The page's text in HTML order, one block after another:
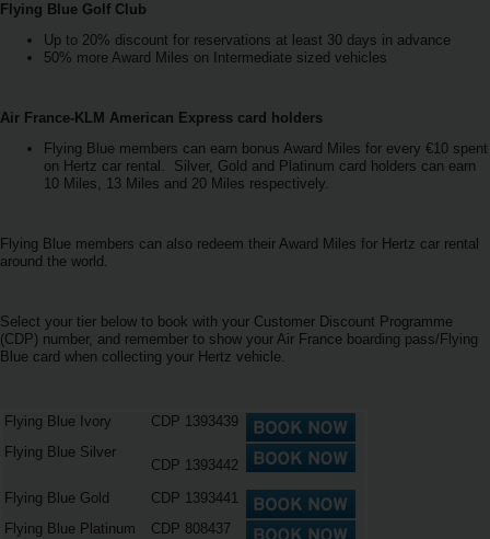
เฮิรทซ์
โกลด์
พลัส
คู่มือ
ยาน
ผลิตภัณฑ์
บริการ
รถ
Flying Blue Golf Club
Up to 20% discount for reservations at least 30 days in advance
50% more Award Miles on Intermediate sized vehicles
Air France-KLM American Express card holders
Flying Blue members can earn bonus Award Miles for every €10 spent
on Hertz car rental. Silver, Gold and Platinum card holders can earn
10 Miles, 13 Miles and 20 Miles respectively.
Flying Blue members can also redeem their Award Miles for Hertz car rental
around the world.
Select your tier below to book with your Customer Discount Programme
(CDP) number, and remember to show your Air France boarding pass/Flying
Blue card when collecting your Hertz vehicle.
Flying Blue Ivory
CDP 1393439
Flying Blue Silver
CDP 1393442
Flying Blue Gold
CDP 1393441
Flying Blue Platinum
CDP 808437